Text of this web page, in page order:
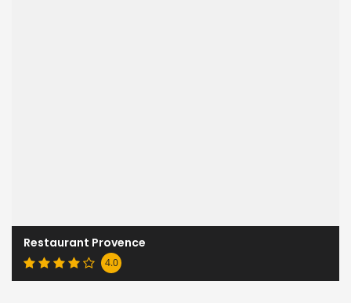
Restaurant Provence
4.0